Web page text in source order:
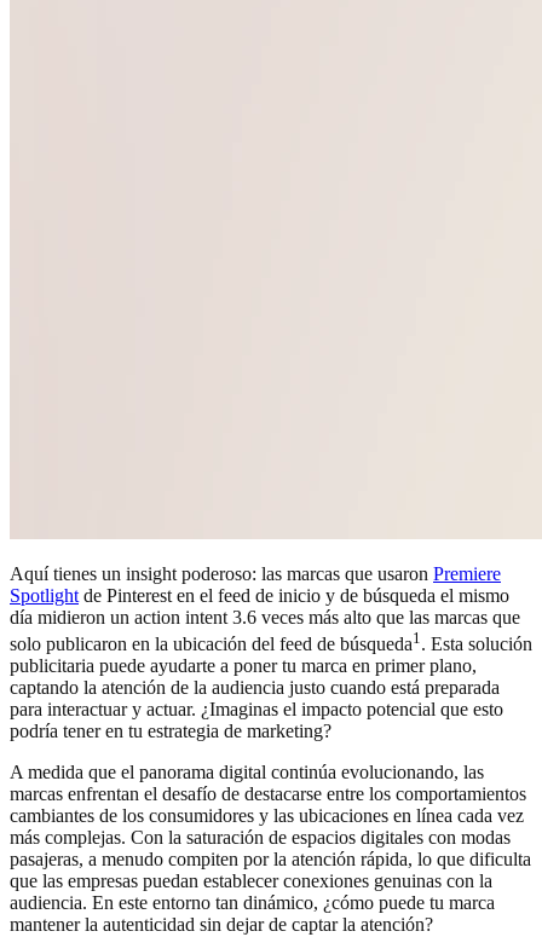
Aquí tienes un insight poderoso: las marcas que usaron Premiere
Spotlight de Pinterest en el feed de inicio y de búsqueda el mismo
día midieron un action intent 3.6 veces más alto que las marcas que
solo publicaron en la ubicación del feed de búsqueda1. Esta solución
publicitaria puede ayudarte a poner tu marca en primer plano,
captando la atención de la audiencia justo cuando está preparada
para interactuar y actuar. ¿Imaginas el impacto potencial que esto
podría tener en tu estrategia de marketing?
A medida que el panorama digital continúa evolucionando, las
marcas enfrentan el desafío de destacarse entre los comportamientos
cambiantes de los consumidores y las ubicaciones en línea cada vez
más complejas. Con la saturación de espacios digitales con modas
pasajeras, a menudo compiten por la atención rápida, lo que dificulta
que las empresas puedan establecer conexiones genuinas con la
audiencia. En este entorno tan dinámico, ¿cómo puede tu marca
mantener la autenticidad sin dejar de captar la atención?